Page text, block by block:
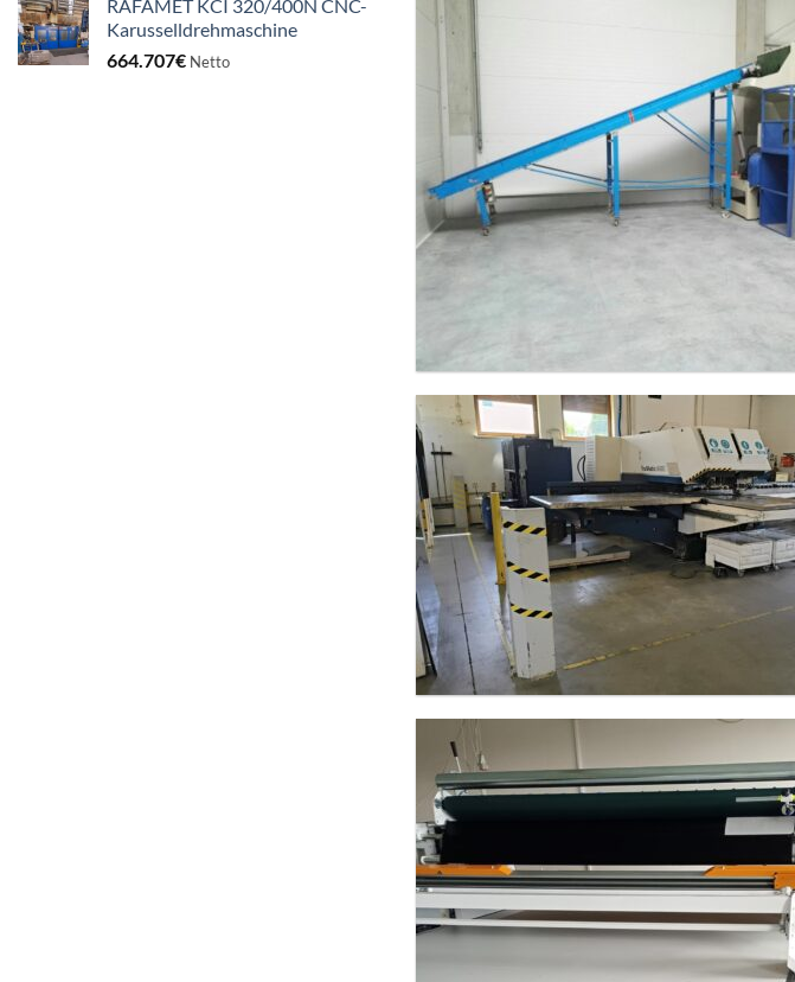
RAFAMET KCI 320/400N CNC-
Karusselldrehmaschine
664.707€ Netto